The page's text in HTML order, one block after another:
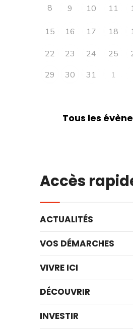
8 9 10 11
15 16 17 18
22
23 24 25
29
30 31 1
Tous les
Accès
ACTUALITÉS
VOS DÉMARCHES
VIVRE ICI
DÉCOUVRIR
INVESTIR